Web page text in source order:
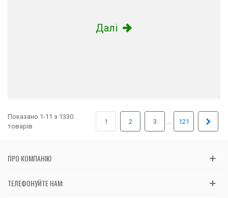
Далі
Показано 1-11 з 1330
товарів
1 2 3 121
ПРО КОМПАНІЮ
ТЕЛЕФОНУЙТЕ НАМ: